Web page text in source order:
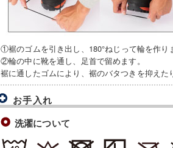
①裾のゴムを引き出し、180°ねじって輪を作り
②輪の中に靴を通し、足首で留めます。
裾に通したゴムにより、裾のバタつきを抑えた
お手入れ
洗濯について